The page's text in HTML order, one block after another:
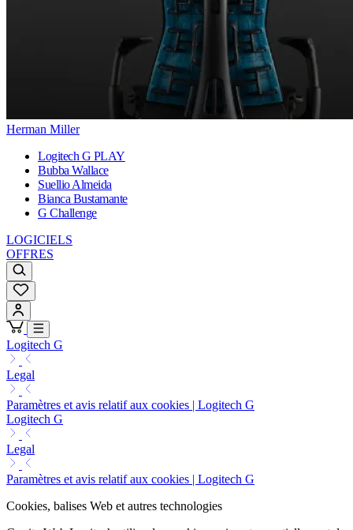
Herman Miller
Logitech G PLAY
Bubba Wallace
Suellio Almeida
Bianca Bustamante
G Challenge
LOGICIELS
OFFRES
Logitech G
Legal
Paramètres et avis relatif aux cookies | Logitech G
Logitech G
Legal
Paramètres et avis relatif aux cookies | Logitech G
Cookies, balises Web et autres technologies